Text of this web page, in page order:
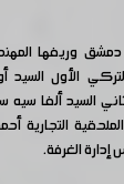
وريفها
الأول
السيد ألفا
التجارية
الغرفة.